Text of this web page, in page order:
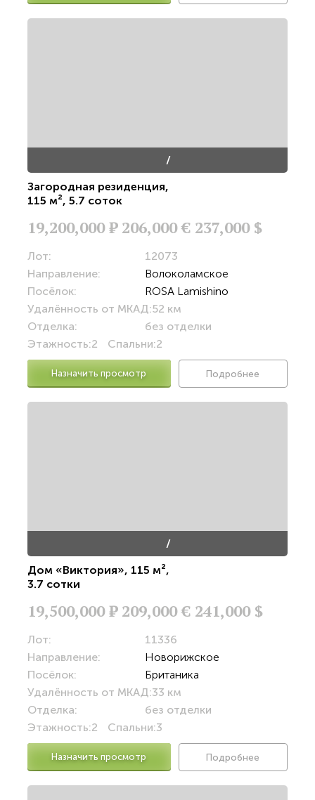
/
Загородная резиденция,
115 м², 5.7 соток
19,200,000Р 206,000 € 237,000 $
Лот:
12073
Направление:
Волоколамское
Посёлок:
ROSA Lamishino
Удалённость от МКАД:52 км
Отделка:
без отделки
Этажность:2 Спальни:2
Назначить просмотр Подробнее
/
Дом «Виктория», 115 м²,
3.7 сотки
19,500,000Р 209,000 € 241,000 $
Лот:
11336
Направление:
Новорижское
Посёлок:
Британика
Удалённость от МКАД:33 км
Отделка:
без отделки
Этажность:2 Спальни:3
Назначить просмотр Подробнее